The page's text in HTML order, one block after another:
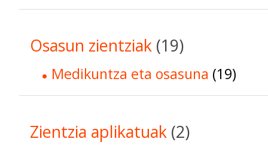
Osasun zientziak (19)
Medikuntza eta osasuna (19)
Zientzia aplikatuak (2)